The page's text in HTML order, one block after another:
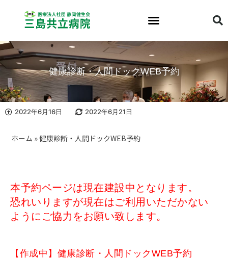
健康診断・人間ドックWEB予約
ホーム »健康診断・人間ドックWEB予約
2022年6月16日 2022年6月21日
本予約ページは現在建設中となります。
恐れいりますが現在はご利用いただかない
ようにご協力をお願い致します。
【作成中】健康診断・人間ドックWEB予約